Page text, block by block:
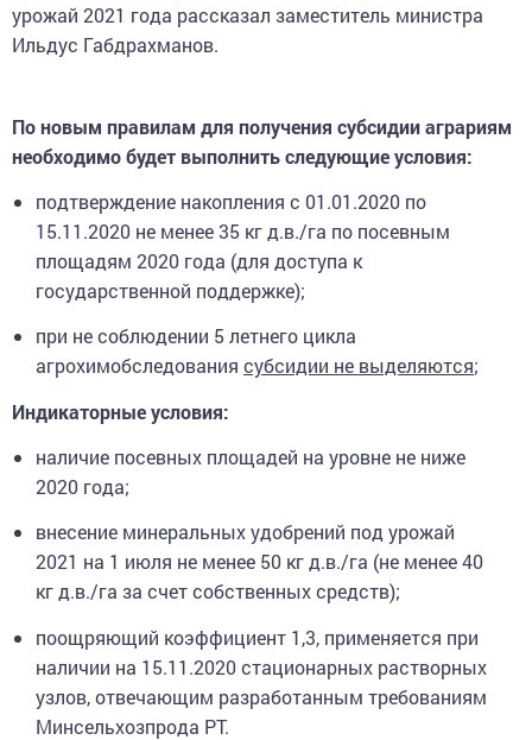
урожай 2021 года рассказал заместитель министра
Ильдус Габдрахманов.
По новым правилам для получения субсидии аграриям
необходимо будет выполнить следующие условия:
подтверждение накопления с 01.01.2020 по
15.11.2020 не менее 35 кг д.в./га по посевным
площадям 2020 года (для доступа к
государственной поддержке);
при не соблюдении 5 летнего цикла
агрохимобследования субсидии не выделяются;
Индикаторные условия:
наличие посевных площадей на уровне не ниже
2020 года;
внесение минеральных удобрений под урожай
2021 на 1 июля не менее 50 кг д.в./га (не менее 40
кг д.в./га за счет собственных средств);
поощряющий коэффициент 1,3, применяется при
наличии на 15.11.2020 стационарных растворных
узлов, отвечающим разработанным требованиям
Минсельхозпрода РТ.